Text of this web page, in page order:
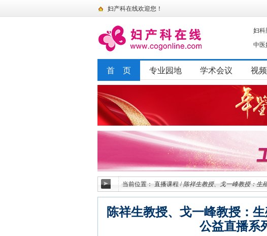
妇产科在线欢迎您！
妇科
中医
首 页 专业园地 学术会议 视
当前位置：直播课程 / 陈祥生教授、戈一峰教授：生
陈祥生教授、戈一峰教授：
公益直播系